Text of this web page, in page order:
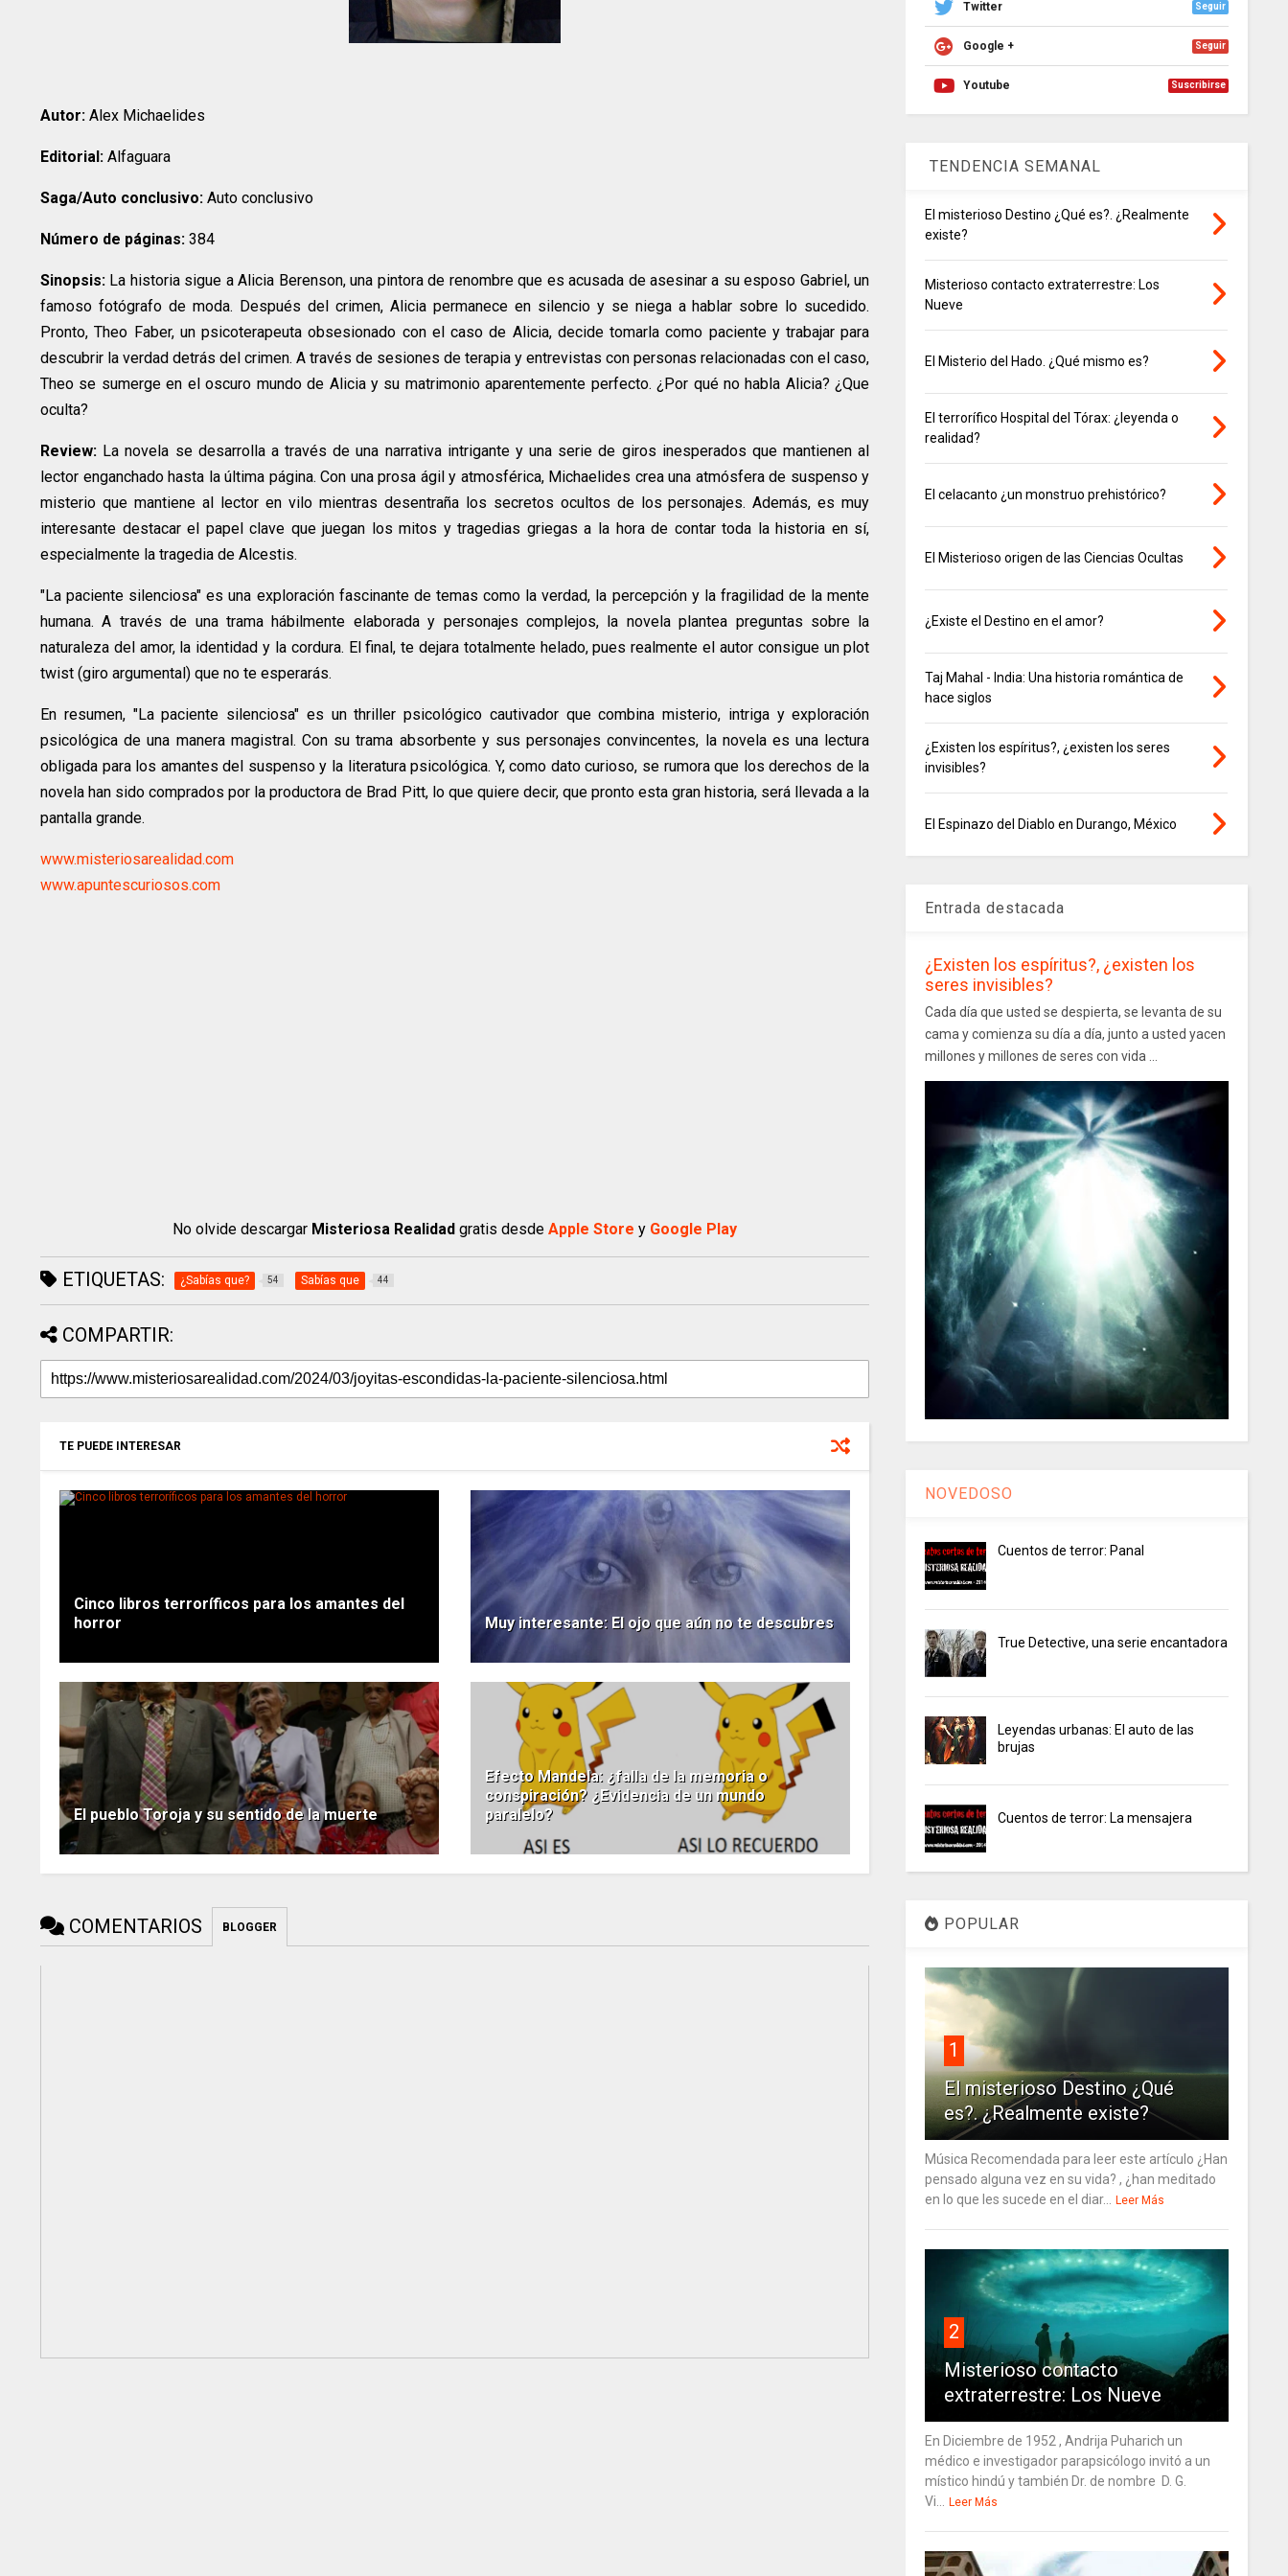
Autor: Alex Michaelides
Editorial: Alfaguara
Saga/Auto conclusivo: Auto conclusivo
Número de páginas: 384
Sinopsis: La historia sigue a Alicia Berenson, una pintora de renombre que es acusada de asesinar a su esposo Gabriel, un
famoso fotógrafo de moda. Después del crimen, Alicia permanece en silencio y se niega a hablar sobre lo sucedido.
Pronto, Theo Faber, un psicoterapeuta obsesionado con el caso de Alicia, decide tomarla como paciente y trabajar para
descubrir la verdad detrás del crimen. A través de sesiones de terapia y entrevistas con personas relacionadas con el caso,
Theo se sumerge en el oscuro mundo de Alicia y su matrimonio aparentemente perfecto. ¿Por qué no habla Alicia? ¿Que
oculta?
Review: La novela se desarrolla a través de una narrativa intrigante y una serie de giros inesperados que mantienen al
lector enganchado hasta la última página. Con una prosa ágil y atmosférica, Michaelides crea una atmósfera de suspenso y
misterio que mantiene al lector en vilo mientras desentraña los secretos ocultos de los personajes. Además, es muy
interesante destacar el papel clave que juegan los mitos y tragedias griegas a la hora de contar toda la historia en sí,
especialmente la tragedia de Alcestis.
"La paciente silenciosa" es una exploración fascinante de temas como la verdad, la percepción y la fragilidad de la mente
humana. A través de una trama hábilmente elaborada y personajes complejos, la novela plantea preguntas sobre la
naturaleza del amor, la identidad y la cordura. El final, te dejara totalmente helado, pues realmente el autor consigue un plot
twist (giro argumental) que no te esperarás.
En resumen, "La paciente silenciosa" es un thriller psicológico cautivador que combina misterio, intriga y exploración
psicológica de una manera magistral. Con su trama absorbente y sus personajes convincentes, la novela es una lectura
obligada para los amantes del suspenso y la literatura psicológica. Y, como dato curioso, se rumora que los derechos de la
novela han sido comprados por la productora de Brad Pitt, lo que quiere decir, que pronto esta gran historia, será llevada a la
pantalla grande.
www.misteriosarealidad.com
www.apuntescuriosos.com
No olvide descargar Misteriosa Realidad gratis desdeApple Store y Google Play
ETIQUETAS: ¿Sabías que? 54 Sabías que 44
COMPARTIR:
TE PUEDE INTERESAR
Cinco libros terroríficos para los amantes del
horror
Muy interesante: El ojo que aún no te descubres
El pueblo Toroja y su sentido de la muerte
Efecto Mandela: ¿falla de la memoria o
conspiración? ¿Evidencia de un mundo
paralelo?
COMENTARIOS BLOGGER
Twitter Seguir
Google + Seguir
Youtube Suscribirse
TENDENCIA SEMANAL
El misterioso Destino ¿Qué es?. ¿Realmente
existe?
Misterioso contacto extraterrestre: Los
Nueve
El Misterio del Hado. ¿Qué mismo es?
El terrorífico Hospital del Tórax: ¿leyenda o
realidad?
El celacanto ¿un monstruo prehistórico?
El Misterioso origen de las Ciencias Ocultas
¿Existe el Destino en el amor?
Taj Mahal - India: Una historia romántica de
hace siglos
¿Existen los espíritus?, ¿existen los seres
invisibles?
El Espinazo del Diablo en Durango, México
Entrada destacada
¿Existen los espíritus?, ¿existen los
seres invisibles?
Cada día que usted se despierta, se levanta de su
cama y comienza su día a día, junto a usted yacen
millones y millones de seres con vida ...
NOVEDOSO
Cuentos de terror: Panal
True Detective, una serie encantadora
Leyendas urbanas: El auto de las
brujas
Cuentos de terror: La mensajera
POPULAR
1
El misterioso Destino ¿Qué
es?. ¿Realmente existe?
Música Recomendada para leer este artículo ¿Han
pensado alguna vez en su vida? , ¿han meditado
en lo que les sucede en el diar...
Leer Más
2
Misterioso contacto
extraterrestre: Los Nueve
En Diciembre de 1952 , Andrija Puharich un
médico e investigador parapsicólogo invitó a un
místico hindú y también Dr. de nombre D. G.
Vi...
Leer Más